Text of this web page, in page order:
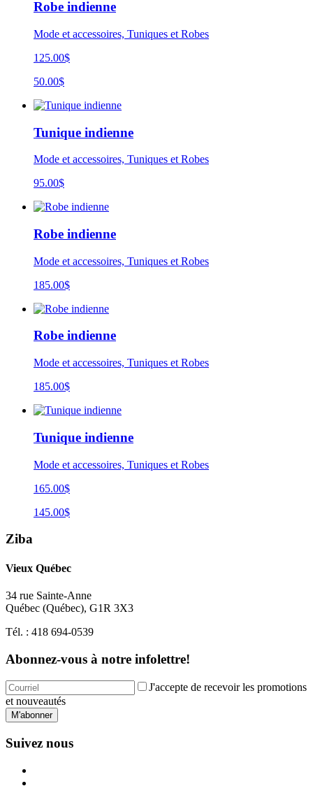
Robe indienne
Mode et accessoires, Tuniques et Robes
125.00$
50.00$
Tunique indienne
Mode et accessoires, Tuniques et Robes
95.00$
Robe indienne
Mode et accessoires, Tuniques et Robes
185.00$
Robe indienne
Mode et accessoires, Tuniques et Robes
185.00$
Tunique indienne
Mode et accessoires, Tuniques et Robes
165.00$
145.00$
Ziba
Vieux Québec
34 rue Sainte-Anne
Québec (Québec), G1R 3X3
Tél. : 418 694-0539
Abonnez-vous à notre infolettre!
J'accepte de recevoir les promotions
et nouveautés
M'abonner
Suivez nous